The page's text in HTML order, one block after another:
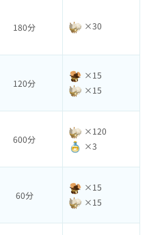
180分 ×30
120分
×15
×15
600分
×120
×3
60分
×15
×15